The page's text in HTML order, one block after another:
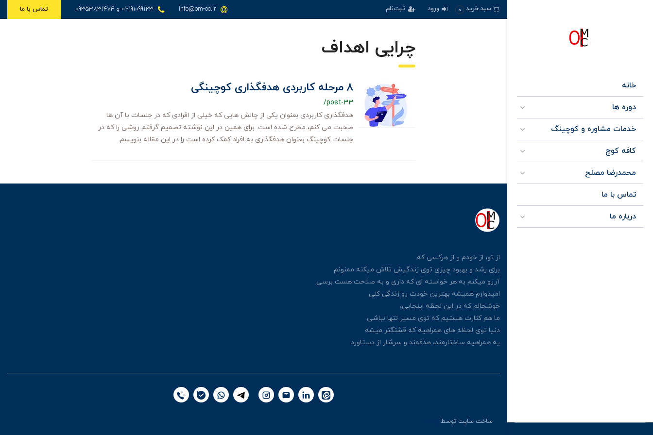
سبد خرید 0 ورود ثبت‌نام info@om-oc.ir 02191099123 و 09353831474 تماس با ما
خانه
دوره ها
خدمات مشاوره و کوچینگ
کافه کوچ
محمدرضا مصلح
تماس با ما
درباره ما
چرایی اهداف
۸ مرحله کاربردی هدفگذاری کوچینگی
/post-33
هدفگذاری کاربردی بعنوان یکی از چالش هایی که خیلی از افرادی که در جلسات با آن ها
صحبت می کنم، مطرح شده است. برای همین در این نوشته تصمیم گرفتم روشی را که در
جلسات کوچینگ بعنوان هدفگذاری به افراد کمک کرده است را در این مقاله بنویسم.
از تو، از خودم و از هرکسیکه
برای رشد و بهبود چیزی توی زندگیش تلاش میکنه ممنونم
آرزو میکنم به هر خواسته ای که داری و به صلاحت هست برسی
امیدوارم همیشه بهترین خودت رو زندگی کنی
خوشحالم که در این لحظه اینجایی،
ما هم کنارت هستیم که توی مسیر تنها نباشی
دنیا توی لحظه های همراهیه که قشنگتر میشه
یه همراهیه ساختارمند، هدفمند و سرشار از دستاورد
ساخت سایت توسط